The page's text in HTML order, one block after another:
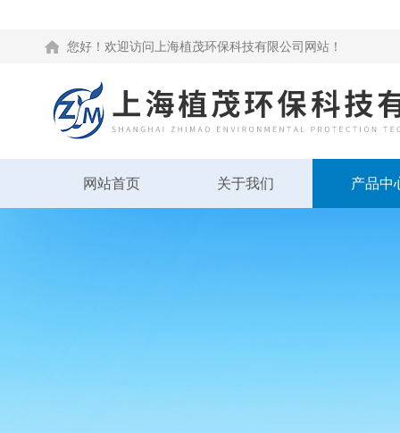
您好！欢迎访问上海植茂环保科技有限公司网站！
网站首页 关于我们 产品中